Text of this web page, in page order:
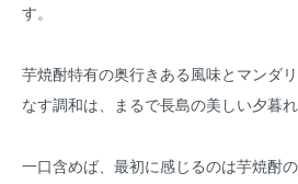
す。
芋焼酎特有の奥行きある風味とマンダ
なす調和は、まるで長島の美しい夕暮
一口含めば、最初に感じるのは芋焼酎